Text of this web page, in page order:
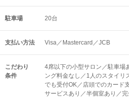
駐車場 20台
支払い方法 Visa／Mastercard／JCB
こだわり
条件
4席以下の小型サロン／駐車場
ング料金なし／1人のスタイリ
でも受付OK／店頭でのカード
サービスあり／半個室あり／